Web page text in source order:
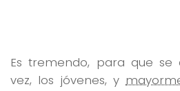
Es tremendo, para que
vez, los jóvenes, y